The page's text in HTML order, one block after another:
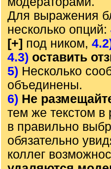
Для выражения
несколько опций:
[+] под ником,
4.3) оставить
5) Несколько
объединены.
6) Не
тем же текстом
в правильно
обязательно
коллег